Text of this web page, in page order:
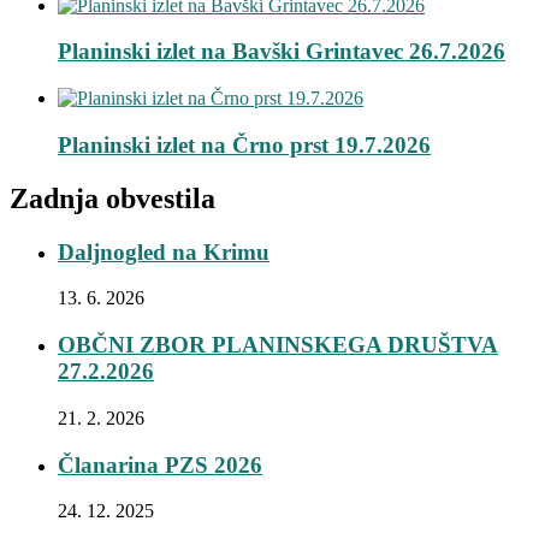
Planinski izlet na Bavški Grintavec 26.7.2026
Planinski izlet na Črno prst 19.7.2026
Zadnja obvestila
Daljnogled na Krimu
13. 6. 2026
OBČNI ZBOR PLANINSKEGA DRUŠTVA
27.2.2026
21. 2. 2026
Članarina PZS 2026
24. 12. 2025